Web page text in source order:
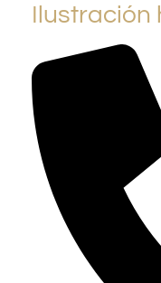
Ilustración